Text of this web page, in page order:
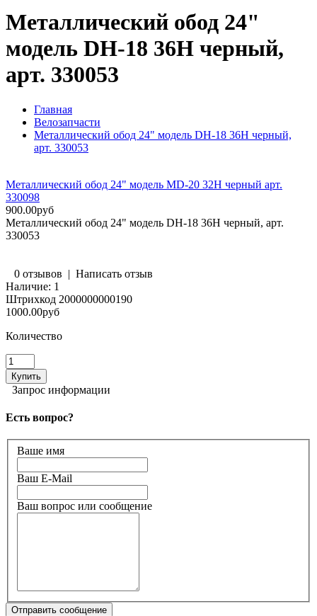
Металлический обод 24"
модель DH-18 36H черный,
арт. 330053
Главная
Велозапчасти
Металлический обод 24" модель DH-18 36H черный,
арт. 330053
Металлический обод 24" модель MD-20 32H черный арт.
330098
900.00руб
Металлический обод 24" модель DH-18 36H черный, арт.
330053
0 отзывов | Написать отзыв
Наличие: 1
Штрихкод 2000000000190
1000.00руб
Количество
Запрос информации
Есть вопрос?
Ваше имя
Ваш E-Mail
Ваш вопрос или сообщение